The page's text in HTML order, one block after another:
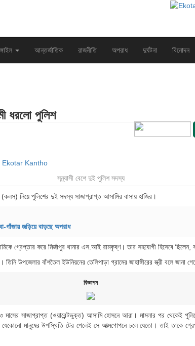
আন্তর্জাতিক রাজনীতি অপরাধ দুর্ঘটনা বিনোদন
ধরলো পুলিশ
সন্ন্যাসী বেশে দুই পুলিশ সদস্য
নিয়ে পুলিশের দুই সদস্য সাজাপ্রাপ্ত আসামির বাসায় হাজির।
গাঁজায় জড়িয়ে বাড়ছে অপরাধ
গ্রেপ্তার করে মির্জাপুর থানার এস.আই রামকৃষ্ণ। তার সহযোগী হিসেবে
উপজেলার বাঁশতৈল ইউনিয়নের তেলিপাড়া গ্রামের জাহাঙ্গীরের স্ত্রী বলে জানা
বিজ্ঞাপন
সাজাপ্রাপ্ত (ওয়ারেন্টভুক্ত) আসামি হোসনে আরা। মামলার পর থেকেই
যেকোনো মানুষের উপস্থিতি টের পেলেই সে আত্মগোপনে চলে যেতো। তাই তাকে